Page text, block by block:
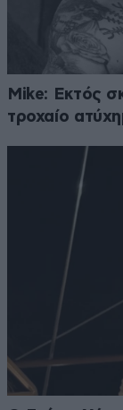
Mike: Εκτός
τροχαίο